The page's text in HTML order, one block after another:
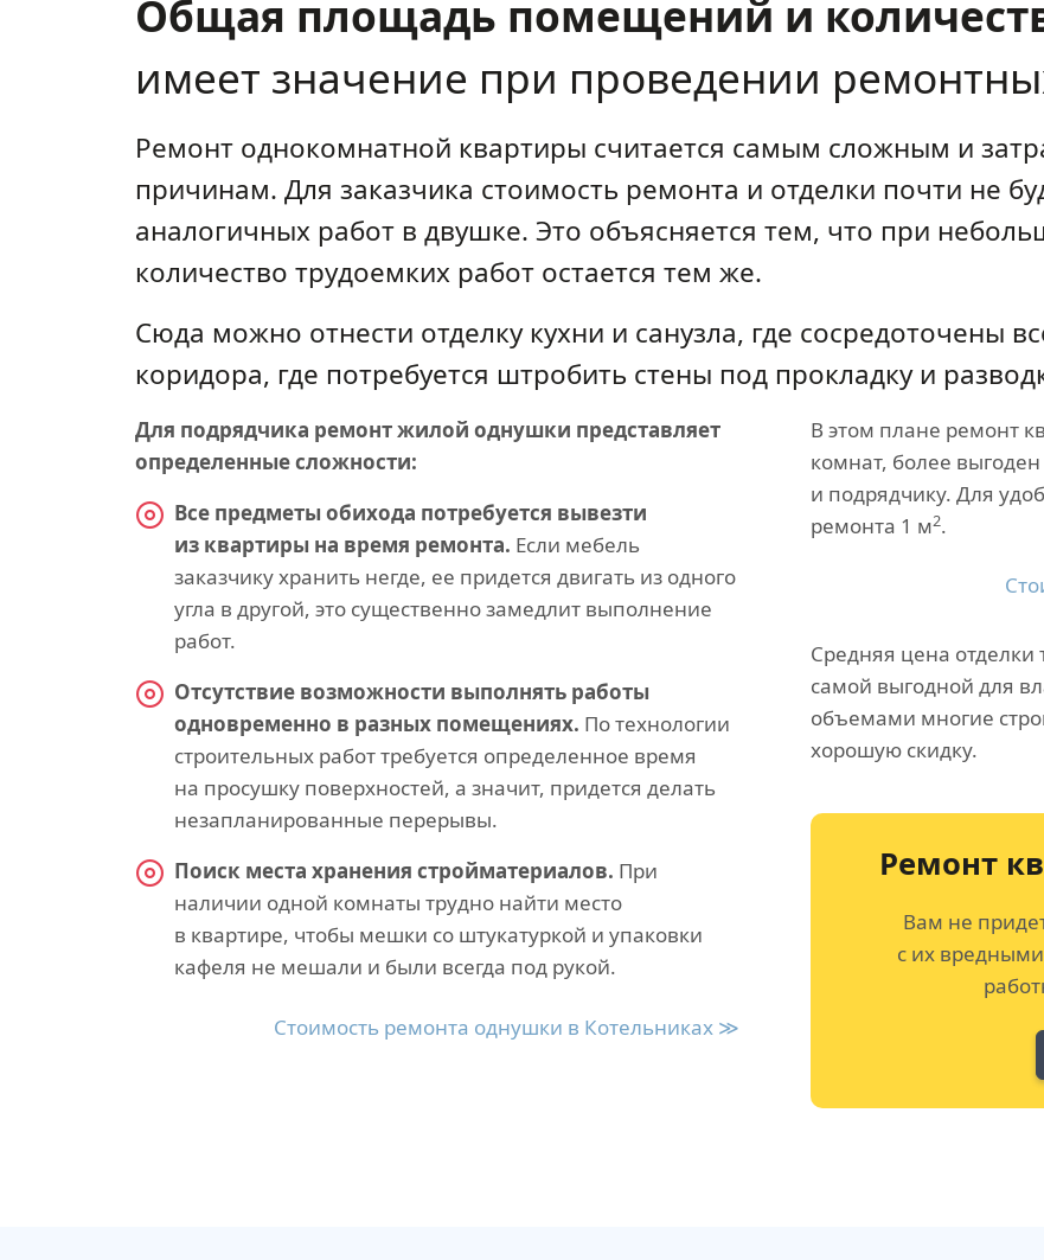
Общая площадь помещений и
имеет значение при проведении
Ремонт однокомнатной квартиры считается самым сложным и
причинам. Для заказчика стоимость ремонта и отделки почти не
аналогичных работ в двушке. Это объясняется тем, что при
количество трудоемких работ остается тем же.
Сюда можно отнести отделку кухни и санузла, где сосредоточены
коридора, где потребуется штробить стены под прокладку и
Для подрядчика ремонт жилой однушки представляет
определенные сложности:
Все предметы обихода потребуется вывезти
из квартиры на время ремонта. Если мебель
заказчику хранить негде, ее придется двигать из одного
угла в другой, это существенно замедлит выполнение
работ.
Отсутствие возможности выполнять работы
одновременно в разных помещениях. По технологии
строительных работ требуется определенное время
на просушку поверхностей, а значит, придется делать
незапланированные перерывы.
Поиск места хранения стройматериалов. При
наличии одной комнаты трудно найти место
в квартире, чтобы мешки со штукатуркой и упаковки
кафеля не мешали и были всегда под рукой.
Стоимость ремонта однушки в Котельниках ≫
В этом плане ремонт
комнат, более выгоден
и подрядчику. Для
ремонта 1 м2.
Средняя цена отделки
самой выгодной для
объемами многие
хорошую скидку.
Ремонт
Вам не
с их